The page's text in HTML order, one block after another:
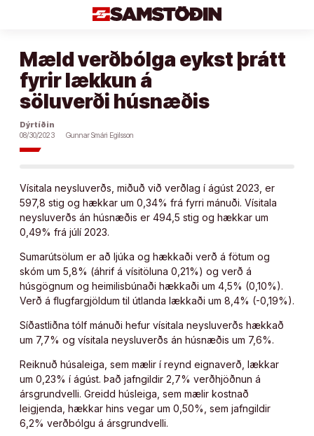
Mæld verðbólga eykst þrátt
fyrir lækkun á
söluverði húsnæðis
Dýrtíðin
08/30/2023
Gunnar Smári Egilsson
Vísitala neysluverðs, miðuð við verðlag í ágúst 2023, er
597,8 stig og hækkar um 0,34% frá fyrri mánuði. Vísitala
neysluverðs án húsnæðis er 494,5 stig og hækkar um
0,49% frá júlí 2023.
Sumarútsölum er að ljúka og hækkaði verð á fötum og
skóm um 5,8% (áhrif á vísitöluna 0,21%) og verð á
húsgögnum og heimilisbúnaði hækkaði um 4,5% (0,10%).
Verð á flugfargjöldum til útlanda lækkaði um 8,4% (-0,19%).
Síðastliðna tólf mánuði hefur vísitala neysluverðs hækkað
um 7,7% og vísitala neysluverðs án húsnæðis um 7,6%.
Reiknuð húsaleiga, sem mælir í reynd eignaverð, lækkar
um 0,23% í ágúst. Það jafngildir 2,7% verðhjöðnun á
ársgrundvelli. Greidd húsleiga, sem mælir kostnað
leigjenda, hækkar hins vegar um 0,50%, sem jafngildir
6,2% verðbólgu á ársgrundvelli.